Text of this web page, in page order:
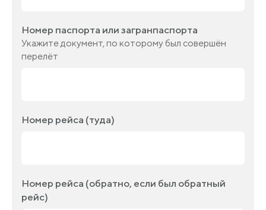
Номер паспорта или загранпаспорта
Укажите документ, по которому был совершён
перелёт
Номер рейса (туда)
Номер рейса (обратно, если был обратный
рейс)